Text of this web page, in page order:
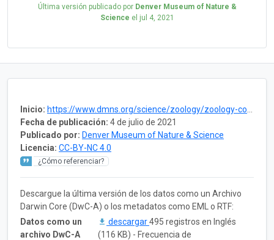
Última versión publicado por Denver Museum of Nature &
Science el jul 4, 2021
Inicio: https://www.dmns.org/science/zoology/zoology-collections/parasites/
Fecha de publicación: 4 de julio de 2021
Publicado por: Denver Museum of Nature & Science
Licencia: CC-BY-NC 4.0
¿Cómo referenciar?
Descargue la última versión de los datos como un Archivo
Darwin Core (DwC-A) o los metadatos como EML o RTF:
Datos como un
archivo DwC-A
descargar495 registros en Inglés
(116 KB) - Frecuencia de